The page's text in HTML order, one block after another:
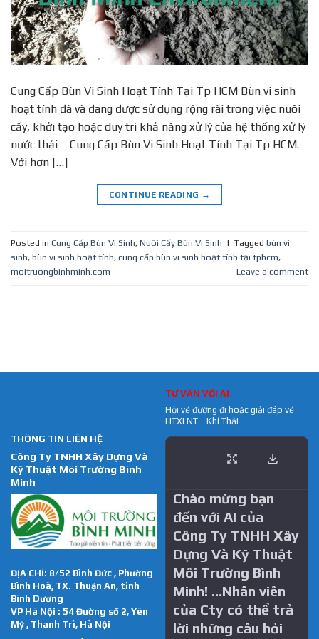
Cung Cấp Bùn Vi Sinh Hoạt Tính Tại Tp HCM Bùn vi sinh
hoạt tính đã và đang được sử dụng rộng rãi trong việc nuôi
cấy, khởi tạo hoặc duy trì khả năng xử lý của hệ thống xử lý
nước thải – Cung Cấp Bùn Vi Sinh Hoạt Tính Tại Tp HCM.
Với hơn […]
CONTINUE READING →
Posted in Cung Cấp Bùn Vi Sinh, Nuôi Cấy Bùn Vi Sinh | Tagged bùn vi
sinh, bùn vi sinh hoạt tính, cung cấp bùn vi sinh hoạt tính tại tphcm,
moitruongbinhminh.com
Leave a comment
THÔNG TIN LIÊN HỆ
Công Ty TNHH Xây Dựng Và
Kỹ Thuật Môi Trường Bình
Minh
ĐỊA CHỈ: 8/52 Bình Đức , Phường
Bình Hoà, TX. Thuận An, tỉnh
Bình Dương
VP Hà Nội : 54 Đường số 2, Yên
Mỹ , Thanh Trì, Hà Nội
TƯ VẤN VỚI AI
Hỏi về đường đi hoặc giải đáp về
HTXLNT - Khí Thải
Chào mừng bạn
đến với AI của
Công Ty TNHH Xây
Dựng Và Kỹ Thuật
Môi Trường Bình
Minh! …Nhân viên
của Cty có thể trả
lời những câu hỏi